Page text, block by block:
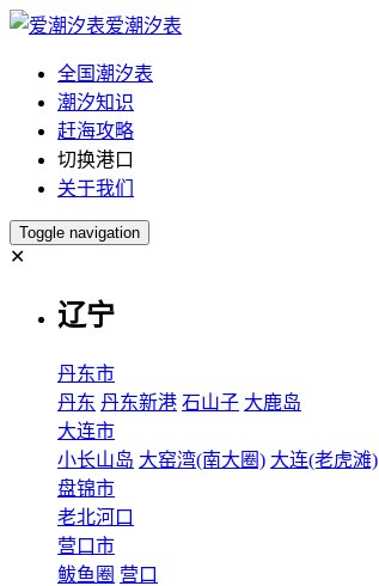
爱潮汐表
全国潮汐表
潮汐知识
赶海攻略
切换港口
关于我们
Toggle navigation
✕
辽宁
丹东市
丹东 丹东新港 石山子 大鹿岛
大连市
小长山岛 大窑湾(南大圈) 大连(老虎滩)
盘锦市
老北河口
营口市
鲅鱼圈 营口